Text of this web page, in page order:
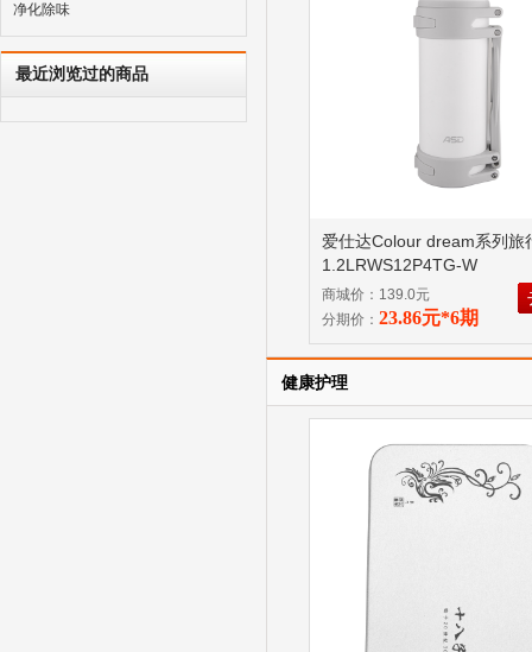
净化除味
最近浏览过的商品
爱仕达Colour dream系列旅
1.2LRWS12P4TG-W
商城价：139.0元
分期价： 23.86元*6期
健康护理